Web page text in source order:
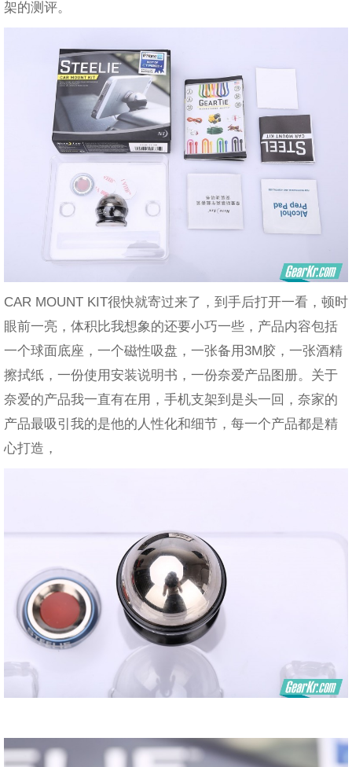
架的测评。
CAR MOUNT KIT很快就寄过来了，到手后打开一看，顿时
眼前一亮，体积比我想象的还要小巧一些，产品内容包括
一个球面底座，一个磁性吸盘，一张备用3M胶，一张酒精
擦拭纸，一份使用安装说明书，一份奈爱产品图册。关于
奈爱的产品我一直有在用，手机支架到是头一回，奈家的
产品最吸引我的是他的人性化和细节，每一个产品都是精
心打造，